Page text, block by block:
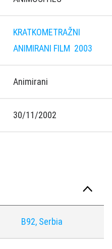
KRATKOMETRAŽNI
ANIMIRANI FILM 2003
Animirani
30/11/2002
B92, Serbia